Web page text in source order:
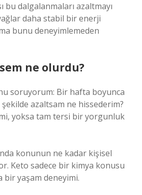
bu dalgalanmaları azaltmayı
daha stabil bir enerji
bunu deneyimlemeden
ne olurdu?
soruyorum: Bir hafta boyunca
azaltsam ne hissederim?
yoksa tam tersi bir yorgunluk
konunun ne kadar kişisel
Keto sadece bir kimya konusu
bir yaşam deneyimi.